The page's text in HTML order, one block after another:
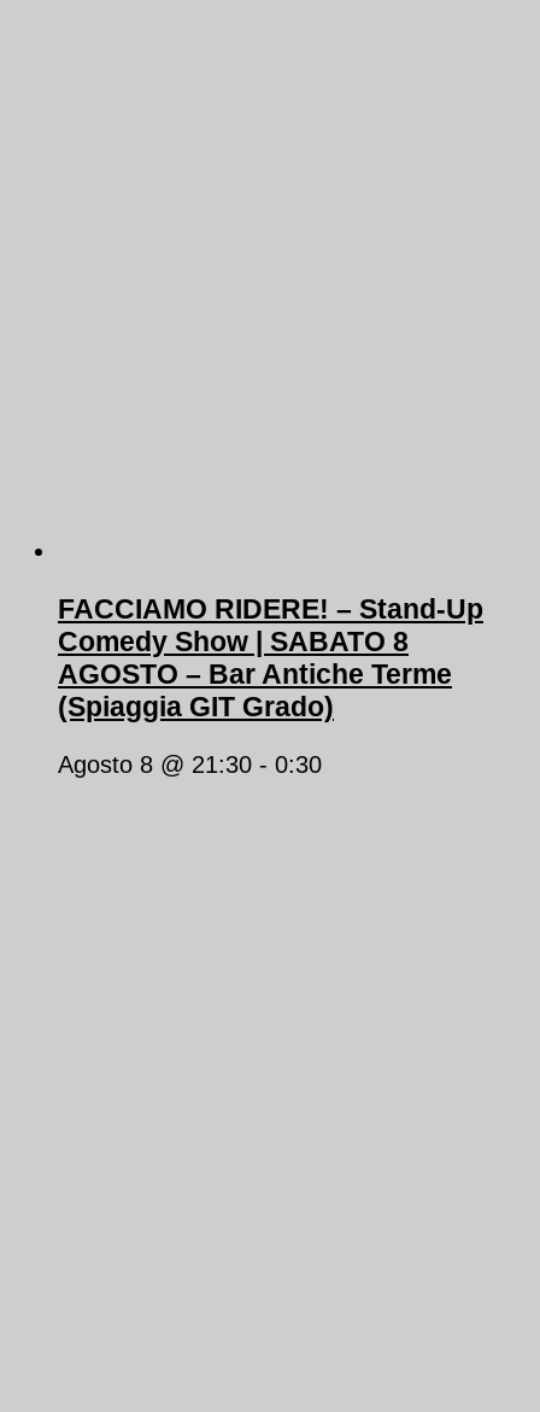
FACCIAMO RIDERE! – Stand-Up
Comedy Show | SABATO 8
AGOSTO – Bar Antiche Terme
(Spiaggia GIT Grado)
Agosto 8 @ 21:30 - 0:30